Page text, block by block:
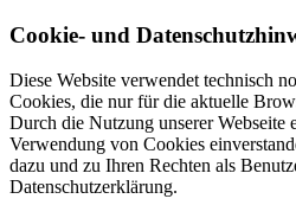
Cookie- und
Diese Website verwendet technisch
Cookies, die nur für die aktuelle
Durch die Nutzung unserer Webseite
Verwendung von Cookies
dazu und zu Ihren Rechten als
Datenschutzerklärung.